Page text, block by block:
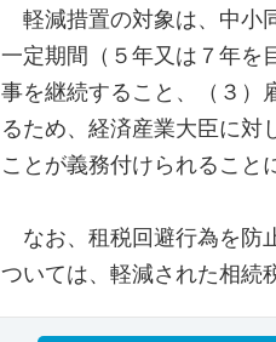
軽減措置の対象は、中小
一定期間（５年又は７年を
事を継続すること、（３）
るため、経済産業大臣に対
ことが義務付けられること
なお、租税回避行為を防
ついては、軽減された相続